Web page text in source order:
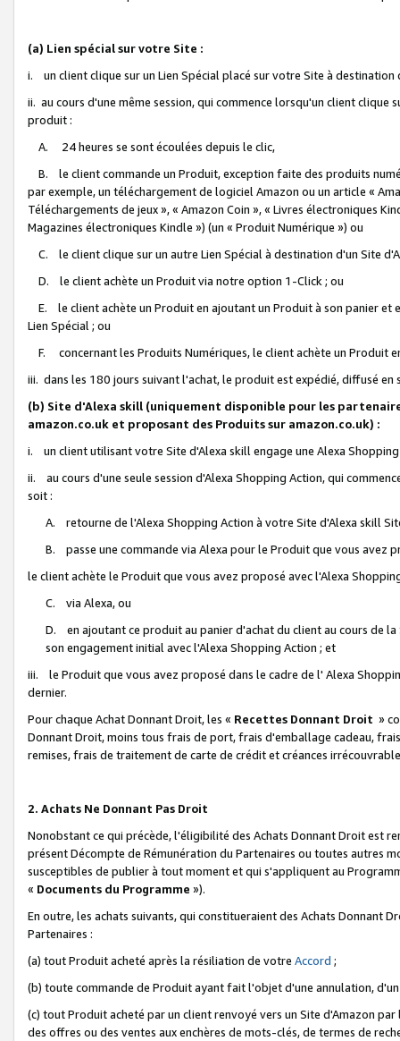
(a) Lien spécial sur votre Site :
i. un client clique sur un Lien Spécial placé sur votre Site à destination
ii. au cours d'une même session, qui commence lorsqu'un client
produit :
A. 24 heures se sont écoulées depuis le clic,
B. le client commande un Produit, exception faite des produits
par exemple, un téléchargement de logiciel Amazon ou un article «
Téléchargements de jeux », « Amazon Coin », « Livres électroniques
Magazines électroniques Kindle ») (un « Produit Numérique ») ou
C. le client clique sur un autre Lien Spécial à destination d'un Site
D. le client achète un Produit via notre option 1-Click ; ou
E. le client achète un Produit en ajoutant un Produit à son panier et
Lien Spécial ; ou
F. concernant les Produits Numériques, le client achète un Produit
iii. dans les 180 jours suivant l'achat, le produit est expédié, diffusé
(b) Site d'Alexa skill (uniquement disponible pour les
amazon.co.uk et proposant des Produits sur amazon.co.uk) :
i. un client utilisant votre Site d'Alexa skill engage une Alexa
ii. au cours d'une seule session d'Alexa Shopping Action, qui
soit :
A. retourne de l'Alexa Shopping Action à votre Site d'Alexa skill
B. passe une commande via Alexa pour le Produit que vous avez
le client achète le Produit que vous avez proposé avec l'Alexa
C. via Alexa, ou
D. en ajoutant ce produit au panier d'achat du client au cours de
son engagement initial avec l'Alexa Shopping Action ; et
iii. le Produit que vous avez proposé dans le cadre de l' Alexa
dernier.
Pour chaque Achat Donnant Droit, les « Recettes Donnant Droit »
Donnant Droit, moins tous frais de port, frais d'emballage cadeau,
remises, frais de traitement de carte de crédit et créances
2. Achats Ne Donnant Pas Droit
Nonobstant ce qui précède, l'éligibilité des Achats Donnant Droit est
présent Décompte de Rémunération du Partenaires ou toutes autres
susceptibles de publier à tout moment et qui s'appliquent au
« Documents du Programme »).
En outre, les achats suivants, qui constitueraient des Achats Donnant
Partenaires :
(a) tout Produit acheté après la résiliation de votre Accord ;
(b) toute commande de Produit ayant fait l'objet d'une annulation,
(c) tout Produit acheté par un client renvoyé vers un Site d'Amazon
des offres ou des ventes aux enchères de mots-clés, de termes de